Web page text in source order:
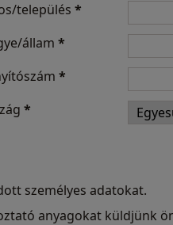
település *
állam *
*
*
személyes adatokat.
anyagokat küldjünk